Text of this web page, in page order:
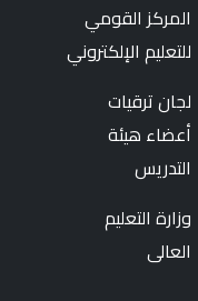
المركز القومي
للتعليم الإلكتروني
لجان ترقيات
أعضاء هيئة
التدريس
وزارة التعليم
العالى